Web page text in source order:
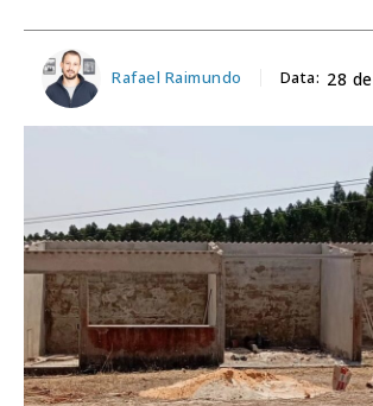
Rafael Raimundo Data: 28